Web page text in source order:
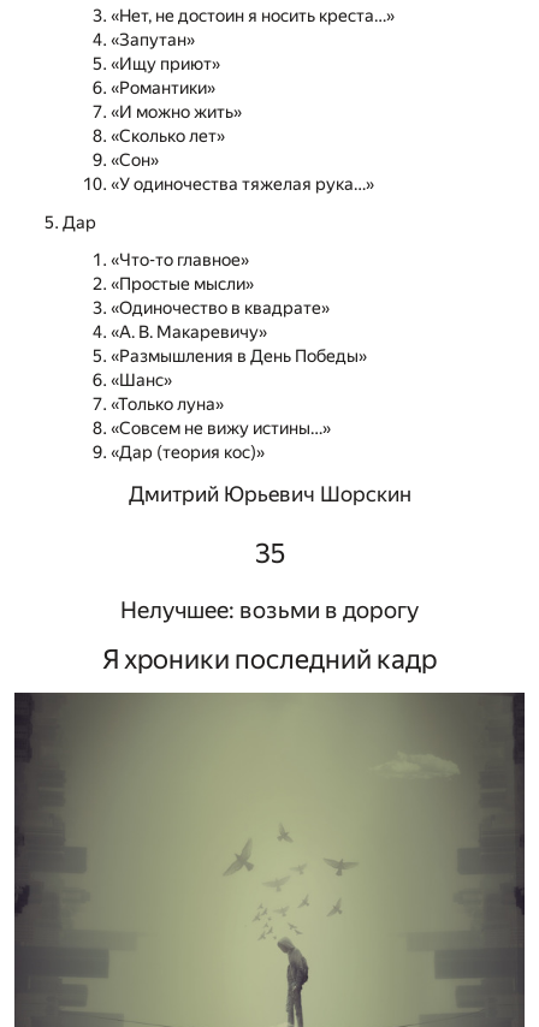
«Нет, не достоин я носить креста…»
«Запутан»
«Ищу приют»
«Романтики»
«И можно жить»
«Сколько лет»
«Сон»
«У одиночества тяжелая рука…»
Дар
«Что-то главное»
«Простые мысли»
«Одиночество в квадрате»
«А. В. Макаревичу»
«Размышления в День Победы»
«Шанс»
«Только луна»
«Совсем не вижу истины…»
«Дар (теория кос)»
Дмитрий Юрьевич Шорскин
35
Нелучшее: возьми в дорогу
Я хроники последний кадр